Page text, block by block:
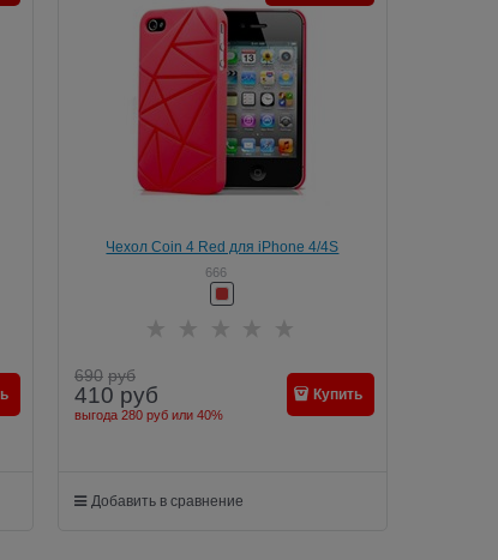
Чехол Coin 4 Red для iPhone 4/4S
666
690 руб
410 руб
выгода 280 рубили 40%
Купить
Добавить в сравнение